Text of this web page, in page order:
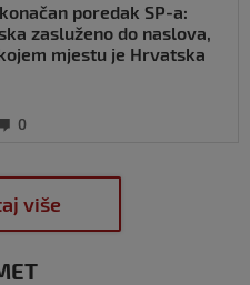
poredak SP-a:
zasluženo do naslova,
mjestu je Hrvatska
0